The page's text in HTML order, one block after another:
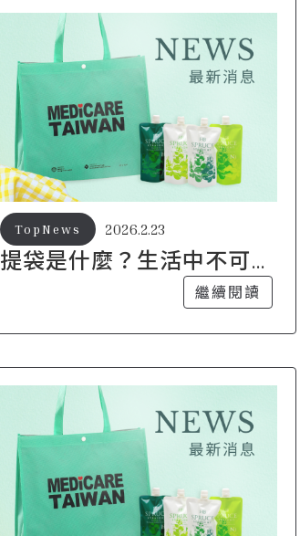
提袋是什麼？生活中不可
2026.2.23
TopNews
繼續閱讀